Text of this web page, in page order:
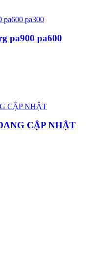
pa900 pa600
CẬP NHẬT